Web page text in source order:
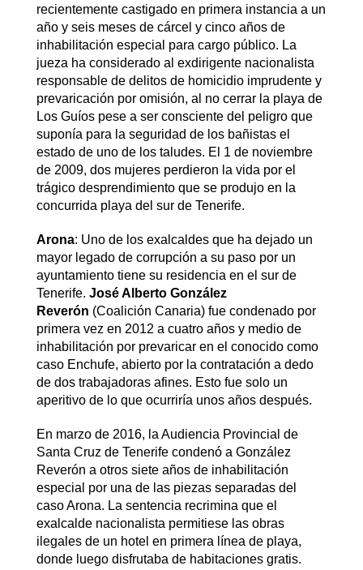
recientemente castigado en primera instancia a un
año y seis meses de cárcel y cinco años de
inhabilitación especial para cargo público. La
jueza ha considerado al exdirigente nacionalista
responsable de delitos de homicidio imprudente y
prevaricación por omisión, al no cerrar la playa de
Los Guíos pese a ser consciente del peligro que
suponía para la seguridad de los bañistas el
estado de uno de los taludes. El 1 de noviembre
de 2009, dos mujeres perdieron la vida por el
trágico desprendimiento que se produjo en la
concurrida playa del sur de Tenerife.
Arona: Uno de los exalcaldes que ha dejado un
mayor legado de corrupción a su paso por un
ayuntamiento tiene su residencia en el sur de
Tenerife. José Alberto González
Reverón (Coalición Canaria) fue condenado por
primera vez en 2012 a cuatro años y medio de
inhabilitación por prevaricar en el conocido como
caso Enchufe, abierto por la contratación a dedo
de dos trabajadoras afines. Esto fue solo un
aperitivo de lo que ocurriría unos años después.
En marzo de 2016, la Audiencia Provincial de
Santa Cruz de Tenerife condenó a González
Reverón a otros siete años de inhabilitación
especial por una de las piezas separadas del
caso Arona. La sentencia recrimina que el
exalcalde nacionalista permitiese las obras
ilegales de un hotel en primera línea de playa,
donde luego disfrutaba de habitaciones gratis.